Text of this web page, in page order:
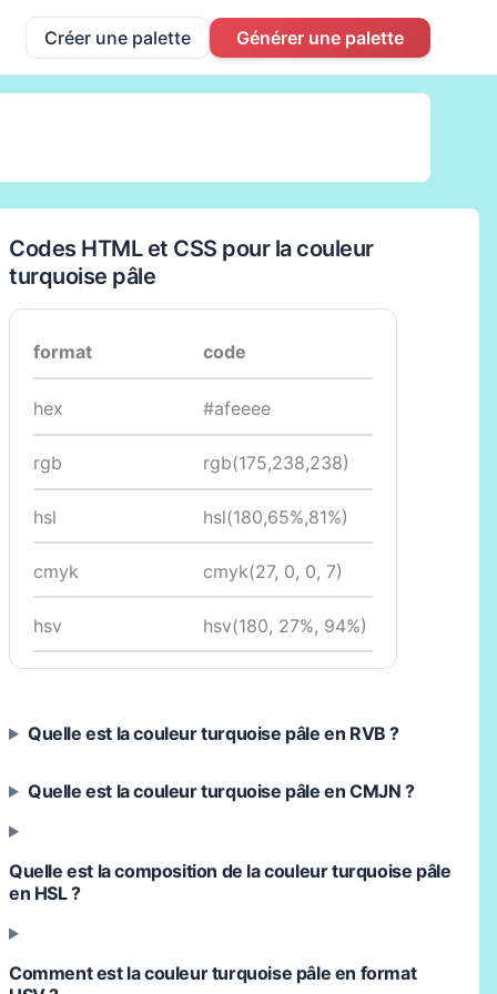
Créer une palette Générer une palette
Codes HTML et CSS pour la couleur
turquoise pâle
format code
hex #afeeee
rgb rgb(175,238,238)
hsl hsl(180,65%,81%)
cmyk cmyk(27, 0, 0, 7)
hsv hsv(180, 27%, 94%)
Quelle est la couleur turquoise pâle en RVB ?
Quelle est la couleur turquoise pâle en CMJN ?
Quelle est la composition de la couleur turquoise pâle
en HSL ?
Comment est la couleur turquoise pâle en format